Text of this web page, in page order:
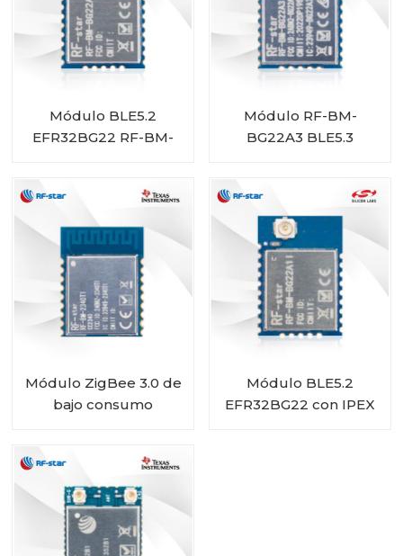
Módulo BLE5.2
EFR32BG22 RF-BM-
Módulo RF-BM-
BG22A3 BLE5.3
Módulo ZigBee 3.0 de
bajo consumo
BM-2340T1
Módulo BLE5.2
EFR32BG22 con IPEX